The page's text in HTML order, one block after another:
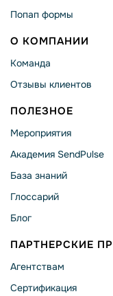
Попап формы
О КОМПАНИИ
Команда
Отзывы клиентов
ПОЛЕЗНОЕ
Мероприятия
Академия SendPulse
База знаний
Глоссарий
Блог
ПАРТНЕРСКИЕ
Агентствам
Сертификация